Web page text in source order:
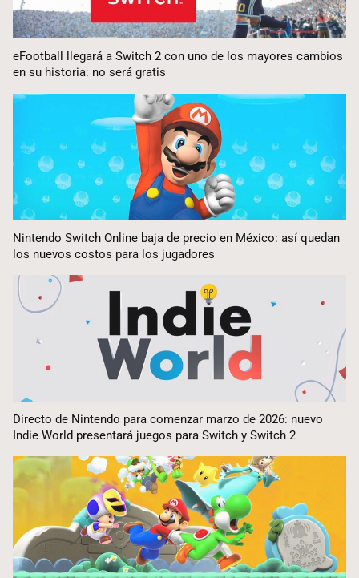
eFootball llegará a Switch 2 con uno de los mayores cambios
en su historia: no será gratis
Nintendo Switch Online baja de precio en México: así quedan
los nuevos costos para los jugadores
Directo de Nintendo para comenzar marzo de 2026: nuevo
Indie World presentará juegos para Switch y Switch 2